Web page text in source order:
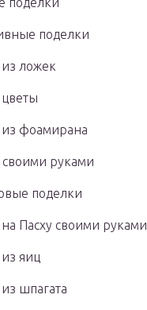
поделки
ложек
фоамирана
руками
поделки
Пасху своими руками
яиц
шпагата